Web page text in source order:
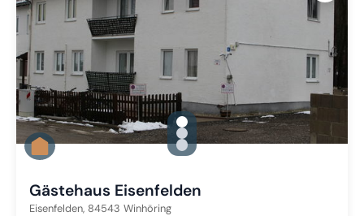
gallery.slide_selector
Zu Slide 1 wechseln
Zu Slide 2 wechseln
Zu Slide 3 wechseln
Gästehaus Eisenfelden
Eisenfelden, 84543 Winhöring